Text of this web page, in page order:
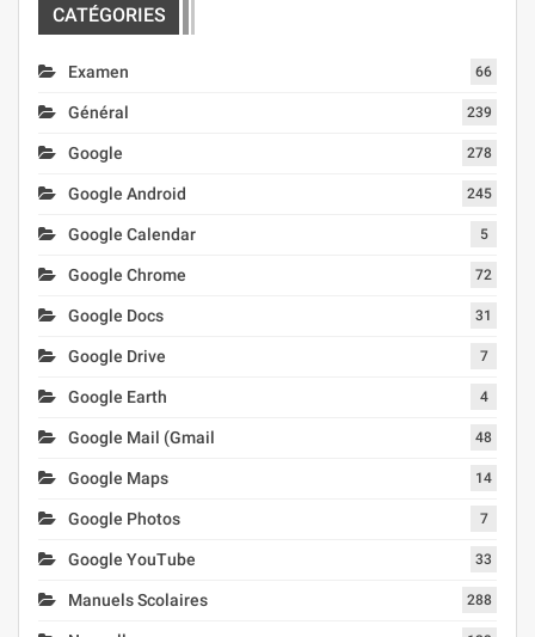
CATÉGORIES
Examen 66
Général 239
Google 278
Google Android 245
Google Calendar 5
Google Chrome 72
Google Docs 31
Google Drive 7
Google Earth 4
Google Mail (Gmail 48
Google Maps 14
Google Photos 7
Google YouTube 33
Manuels Scolaires 288